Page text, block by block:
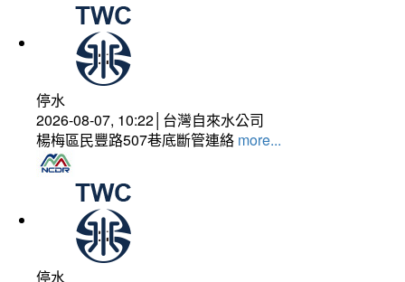
停水
2026-08-07, 10:22│台灣自來水公司
楊梅區民豐路507巷底斷管連絡 more...
停水